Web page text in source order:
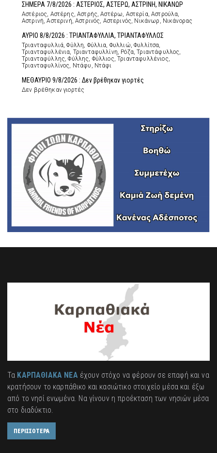
ΣΗΜΕΡΑ 7/8/2026 : ΑΣΤΕΡΙΟΣ, ΑΣΤΕΡΩ, ΑΣΤΡΙΝΗ, ΝΙΚΑΝΩΡ
Αστέριος, Αστέρης, Αστρής, Αστέρω, Αστερία, Αστρούλα,
Αστρινή, Αστερινή, Αστρινός, Αστερινός, Νικάνωρ, Νικάνορας
ΑΥΡΙΟ 8/8/2026 : ΤΡΙΑΝΤΑΦΥΛΛΙΑ, ΤΡΙΑΝΤΑΦΥΛΛΟΣ
Τριανταφυλλιά, Φύλλη, Φύλλια, Φυλλιώ, Φυλλίτσα,
Τριανταφυλλένια, Τριανταφυλλίνη, Ρόζα, Τριαντάφυλλος,
Τριανταφύλλης, Φύλλης, Φύλλιος, Τριανταφυλλένιος,
Τριανταφυλλίνος, Ντάφυ, Ντάφι
ΜΕΘΑΥΡΙΟ 9/8/2026 : Δεν βρέθηκαν γιορτές
Δεν βρέθηκαν γιορτές
Τα ΚΑΡΠΑΘΙΑΚΑ ΝΕΑέχουν στόχο να φέρουν σε επαφή και να
κρατήσουν το καρπάθικο και κασιώτικο στοιχείο μέσα και έξω
από το νησί ενωμένα. Να γίνουν η προέκταση των νησιών μέσα
στο διαδύκτιο.
ΠΕΡΙΣΣΟΤΕΡΑ